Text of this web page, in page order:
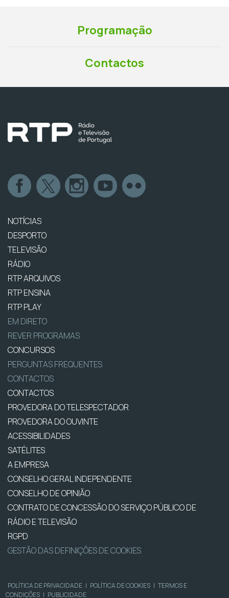
Programação
Contactos
NOTÍCIAS
DESPORTO
TELEVISÃO
RÁDIO
RTP ARQUIVOS
RTP ENSINA
RTP PLAY
EM DIRETO
REVER PROGRAMAS
CONCURSOS
PERGUNTAS FREQUENTES
CONTACTOS
CONTACTOS
PROVEDORA DO TELESPECTADOR
PROVEDORA DO OUVINTE
ACESSIBILIDADES
SATÉLITES
A EMPRESA
CONSELHO GERAL INDEPENDENTE
CONSELHO DE OPINIÃO
CONTRATO DE CONCESSÃO DO SERVIÇO PÚBLICO DE
RÁDIO E TELEVISÃO
RGPD
GESTÃO DAS DEFINIÇÕES DE COOKIES
POLÍTICA DE PRIVACIDADE | POLÍTICA DE COOKIES | TERMOS E
CONDIÇÕES | PUBLICIDADE